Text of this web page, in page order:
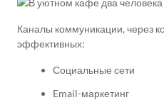
Каналы коммуникации, через
эффективных:
Социальные сети
Email-маркетинг